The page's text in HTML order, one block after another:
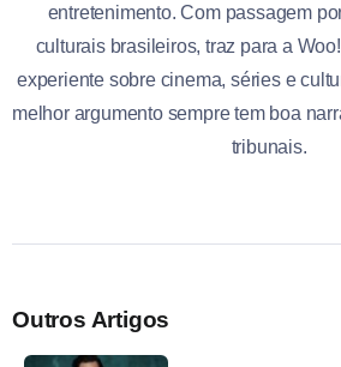
entretenimento. Com passagem
culturais brasileiros, traz para a
experiente sobre cinema, séries e
melhor argumento sempre tem boa
tribunais.
Outros Artigos